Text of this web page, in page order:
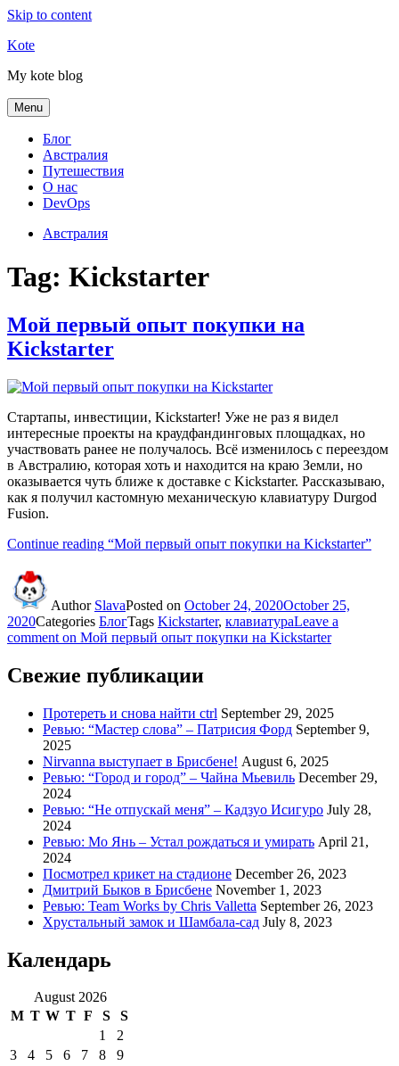
Skip to content
Kote
My kote blog
Menu
Блог
Австралия
Путешествия
О нас
DevOps
Австралия
Tag: Kickstarter
Мой первый опыт покупки на
Kickstarter
Стартапы, инвестиции, Kickstarter! Уже не раз я видел
интересные проекты на краудфандинговых площадках, но
участвовать ранее не получалось. Всё изменилось с переездом
в Австралию, которая хоть и находится на краю Земли, но
оказывается чуть ближе к доставке с Kickstarter. Рассказываю,
как я получил кастомную механическую клавиатуру Durgod
Fusion.
Continue reading “Мой первый опыт покупки на Kickstarter”
Author SlavaPosted on October 24, 2020October 25,
2020Categories БлогTags Kickstarter, клавиатураLeave a
comment on Мой первый опыт покупки на Kickstarter
Свежие публикации
Протереть и снова найти ctrl September 29, 2025
Ревью: “Мастер слова” – Патрисия Форд September 9,
2025
Nirvanna выступает в Брисбене! August 6, 2025
Ревью: “Город и город” – Чайна Мьевиль December 29,
2024
Ревью: “Не отпускай меня” – Кадзуо Исигуро July 28,
2024
Ревью: Мо Янь – Устал рождаться и умирать April 21,
2024
Посмотрел крикет на стадионе December 26, 2023
Дмитрий Быков в Брисбене November 1, 2023
Ревью: Team Works by Chris Valletta September 26, 2023
Хрустальный замок и Шамбала-сад July 8, 2023
Календарь
August 2026
M T W T F S
S
1
2
3
4 5 6 7 8
9